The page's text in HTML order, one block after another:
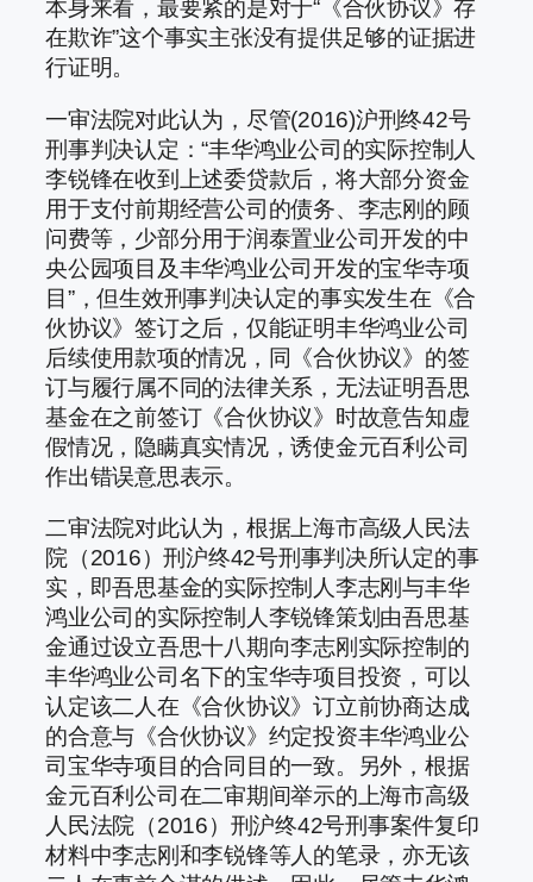
本身来看，最要紧的是对于“《合伙协议》存
在欺诈”这个事实主张没有提供足够的证据进
行证明。
一审法院对此认为，尽管(2016)沪刑终42号
刑事判决认定：“丰华鸿业公司的实际控制人
李锐锋在收到上述委贷款后，将大部分资金
用于支付前期经营公司的债务、李志刚的顾
问费等，少部分用于润泰置业公司开发的中
央公园项目及丰华鸿业公司开发的宝华寺项
目”，但生效刑事判决认定的事实发生在《合
伙协议》签订之后，仅能证明丰华鸿业公司
后续使用款项的情况，同《合伙协议》的签
订与履行属不同的法律关系，无法证明吾思
基金在之前签订《合伙协议》时故意告知虚
假情况，隐瞒真实情况，诱使金元百利公司
作出错误意思表示。
二审法院对此认为，根据上海市高级人民法
院（2016）刑沪终42号刑事判决所认定的事
实，即吾思基金的实际控制人李志刚与丰华
鸿业公司的实际控制人李锐锋策划由吾思基
金通过设立吾思十八期向李志刚实际控制的
丰华鸿业公司名下的宝华寺项目投资，可以
认定该二人在《合伙协议》订立前协商达成
的合意与《合伙协议》约定投资丰华鸿业公
司宝华寺项目的合同目的一致。另外，根据
金元百利公司在二审期间举示的上海市高级
人民法院（2016）刑沪终42号刑事案件复印
材料中李志刚和李锐锋等人的笔录，亦无该